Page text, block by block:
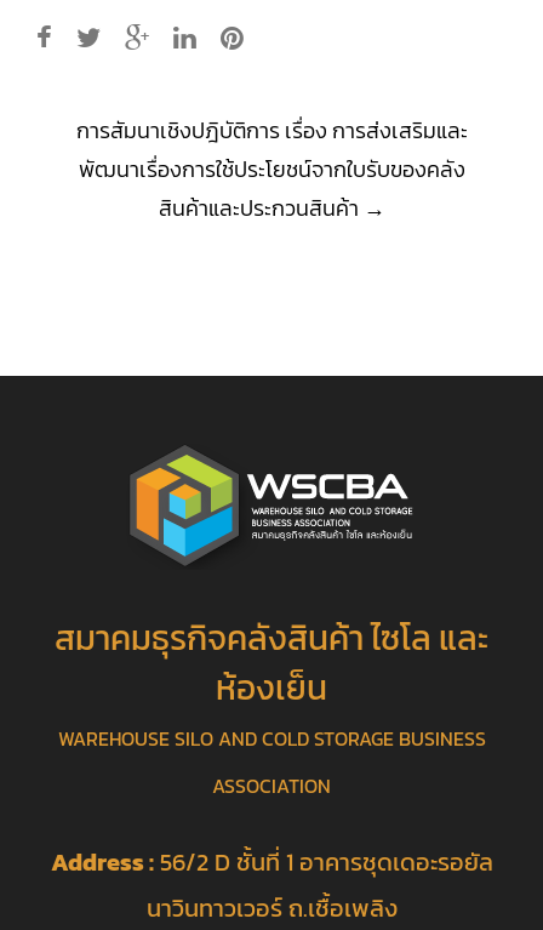
Post
navigation
การสัมนาเชิงปฎิบัติการ เรื่อง การส่งเสริมและ
พัฒนาเรื่องการใช้ประโยชน์จากใบรับของคลัง
สินค้าและประกวนสินค้า →
สมาคมธุรกิจคลังสินค้า ไซโล และ
ห้องเย็น
WAREHOUSE SILO AND COLD STORAGE BUSINESS
ASSOCIATION
Address :56/2 D ชั้นที่ 1 อาคารชุดเดอะรอยัล
นาวินทาวเวอร์ ถ.เชื้อเพลิง